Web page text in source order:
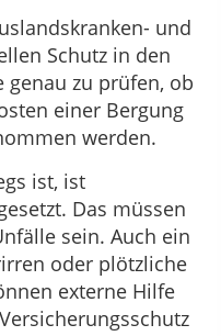
und
Schutz in den
genau zu prüfen, ob
einer Bergung
werden.
ist, ist
Das müssen
sein. Auch ein
oder plötzliche
externe Hilfe